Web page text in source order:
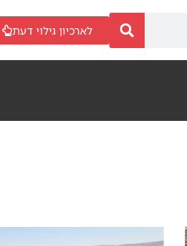
לארכיון גילוי דעת